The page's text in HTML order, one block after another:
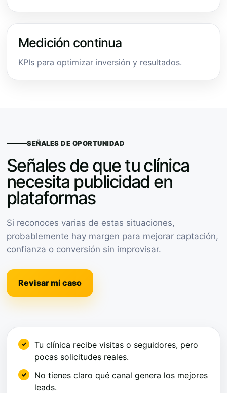
Medición continua
KPIs para optimizar inversión y resultados.
SEÑALES DE OPORTUNIDAD
Señales de que tu clínica
necesita publicidad en
plataformas
Si reconoces varias de estas situaciones,
probablemente hay margen para mejorar captación,
confianza o conversión sin improvisar.
Revisar mi caso
Tu clínica recibe visitas o seguidores, pero
pocas solicitudes reales.
No tienes claro qué canal genera los mejores
leads.